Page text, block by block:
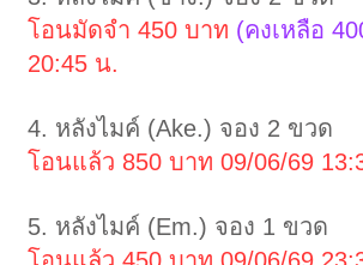
โอนมัดจำ 450 บาท (คงเหลือ
20:45 น.
4. หลังไมค์ (Ake.) จอง 2 ขวด
โอนแล้ว 850 บาท 09/06/69
5. หลังไมค์ (Em.) จอง 1 ขวด
โอนแล้ว 450 บาท 09/06/69